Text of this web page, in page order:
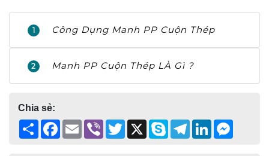
1 Công Dụng Manh PP Cuộn Thép
2 Manh PP Cuộn Thép LÀ Gì ?
Chia sẻ:
ShareFacebook
EmailViber Twitter
X SkypeTelegramLinkedIn